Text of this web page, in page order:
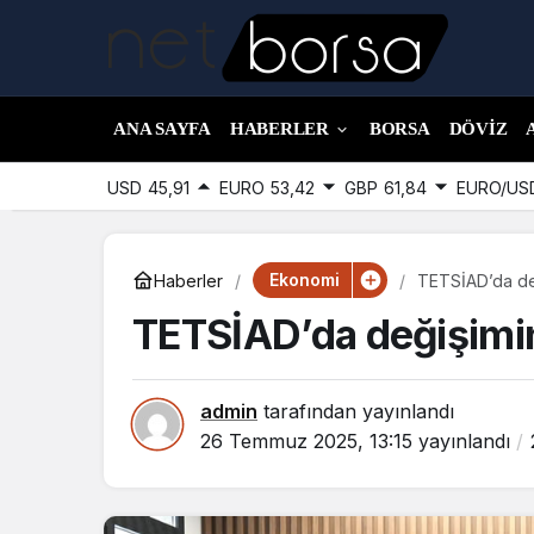
ANA SAYFA HABERLER BORSA DÖVIZ
USD 45,91 EURO 53,42 GBP 61,84 EURO/
Haberler Ekonomi TETSİAD’da
TETSİAD’da
admin tarafından yayınlandı
26 Temmuz 2025, 13:15 yayınlandı